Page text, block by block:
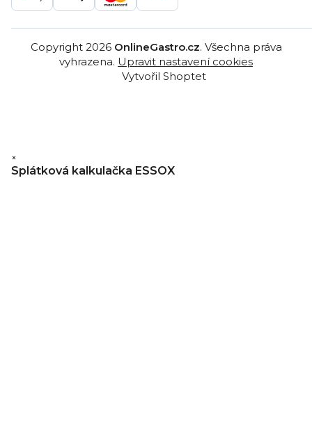
Vytvořil Shoptet
Copyright 2026 OnlineGastro.cz. Všechna práva
vyhrazena. Upravit nastavení cookies
×
Splátková kalkulačka ESSOX